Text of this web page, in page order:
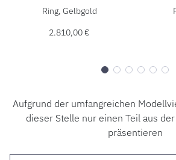
FOPE Essentials Flex'it Ring, Ref:
Ring, Gelbgold
2.810,00 €
Aufgrund der umfangreichen
dieser Stelle nur einen Teil aus
präsentieren